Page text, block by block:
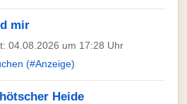
mir
04.08.2026 um 17:28 Uhr
(#Anzeige)
Heide